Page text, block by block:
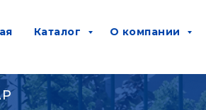
Каталог О компании